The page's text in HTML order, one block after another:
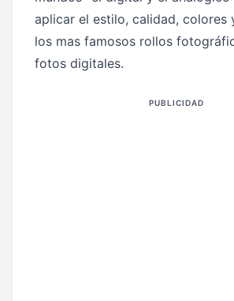
aplicar el estilo, calidad, colores
los mas famosos rollos
fotos digitales.
PUBLICIDAD